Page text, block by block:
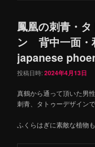
鳳凰の刺青・
ン 背中一面・
japanese
投稿日時:2024年4月13日
真鶴から通って頂いた男
刺青、タトゥーデザインで
ふくらはぎに素敵な植物